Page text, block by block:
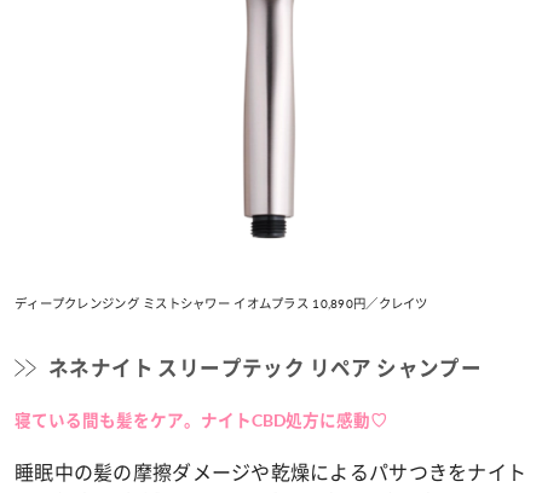
ディープクレンジング ミストシャワー イオムプラス 10,890円／クレイツ
ネネナイト スリープテック リペア シャンプー
寝ている間も髪をケア。ナイトCBD処方に感動♡
睡眠中の髪の摩擦ダメージや乾燥によるパサつきをナイト